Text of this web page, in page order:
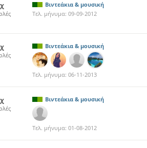
Βιντεάκια & μουσική
Τελ. μήνυμα: 09-09-2012
Βιντεάκια & μουσική
Τελ. μήνυμα: 06-11-2013
Βιντεάκια & μουσική
Τελ. μήνυμα: 01-08-2012